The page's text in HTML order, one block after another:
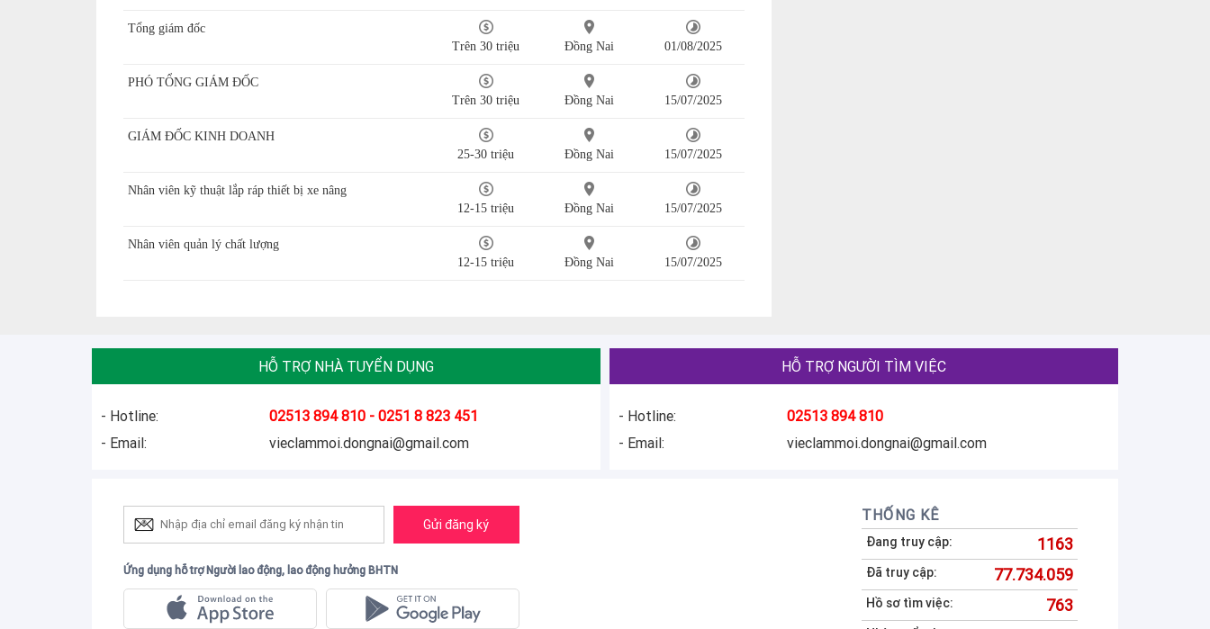
Tổng giám đốc
Trên 30 triệu
Đồng Nai 01/08/2025
PHÓ TỔNG GIÁM ĐỐC
Trên 30 triệu
Đồng Nai 15/07/2025
GIÁM ĐỐC KINH DOANH
25-30 triệu
Đồng Nai 15/07/2025
Nhân viên kỹ thuật lắp ráp thiết bị xe nâng
12-15 triệu
Đồng Nai 15/07/2025
Nhân viên quản lý chất lượng
12-15 triệu
Đồng Nai 15/07/2025
HỖ TRỢ NHÀ TUYỂN DỤNG
- Hotline:
02513 894 810 - 0251 8 823 451
- Email:
vieclammoi.dongnai@gmail.com
HỖ TRỢ NGƯỜI TÌM VIỆC
- Hotline:
02513 894 810
- Email:
vieclammoi.dongnai@gmail.com
Gửi đăng ký
Ứng dụng hỗ trợ Người lao động, lao động hưởng BHTN
THỐNG KÊ
Đang truy cập: 1163
Đã truy cập: 77.734.059
Hồ sơ tìm việc: 763